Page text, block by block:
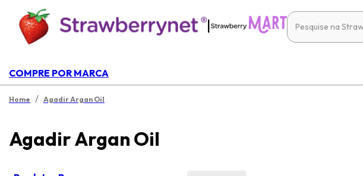
|
COMPRE POR MARCA
Home / Agadir Argan Oil
Agadir Argan Oil